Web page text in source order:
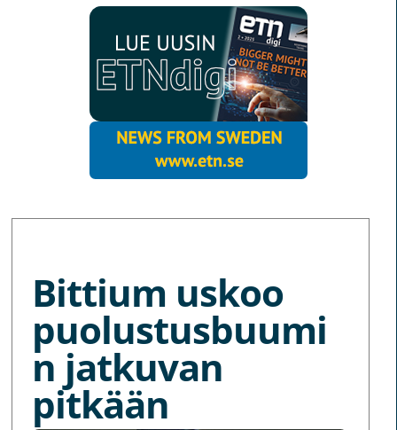
Bittium uskoo
puolustusbuumi
n jatkuvan
pitkään